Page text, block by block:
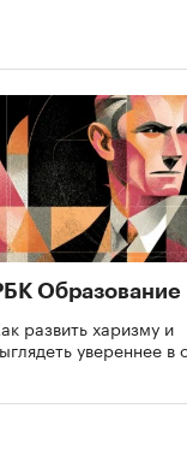
Образование
развить харизму и
увереннее